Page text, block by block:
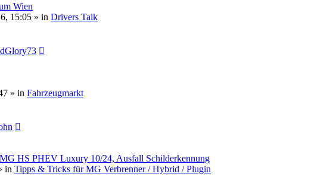
Wien
15:05 » in Drivers Talk
» in Fahrzeugmarkt
HS PHEV Luxury 10/24, Ausfall Schilderkennung
in Tipps & Tricks für MG Verbrenner / Hybrid / Plugin